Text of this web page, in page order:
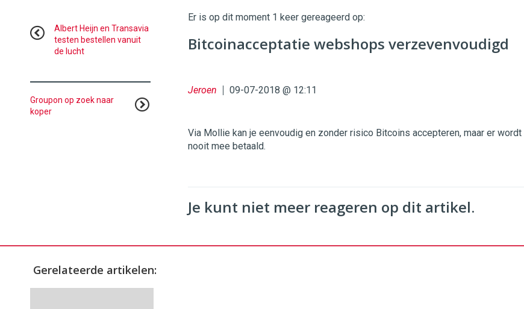
Er is op dit moment 1 keer gereageerd op:
Bitcoinacceptatie webshops verzevenvoudigd
Jeroen 09-07-2018 @ 12:11
Via Mollie kan je eenvoudig en zonder risico Bitcoins accepteren, maar er wordt
nooit mee betaald.
Je kunt niet meer reageren op dit artikel.
Albert Heijn en Transavia
testen bestellen vanuit
de lucht
Groupon op zoek naar
koper
Gerelateerde artikelen: